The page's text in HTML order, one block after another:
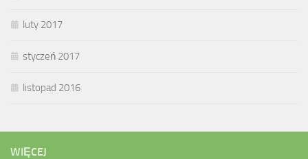
luty 2017
styczeń 2017
listopad 2016
WIĘCEJ